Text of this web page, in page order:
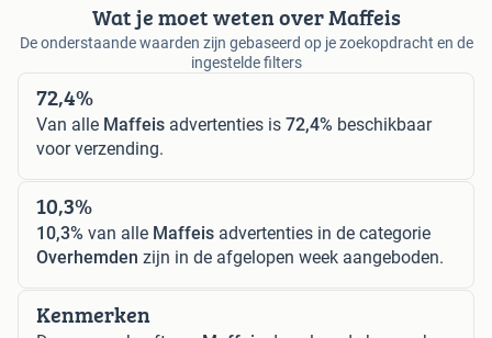
Wat je moet weten over Maffeis
De onderstaande waarden zijn gebaseerd op je zoekopdracht en de
ingestelde filters
72,4%
Van alle Maffeis advertenties is 72,4% beschikbaar
voor verzending.
10,3%
10,3% van alle Maffeis advertenties in de categorie
Overhemden zijn in de afgelopen week aangeboden.
Kenmerken